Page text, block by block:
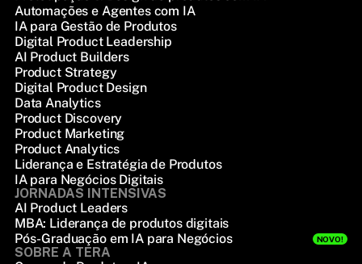
Automações e Agentes com IA
IA para Gestão de Produtos
Digital Product Leadership
AI Product Builders
Product Strategy
Digital Product Design
Data Analytics
Product Discovery
Product Marketing
Product Analytics
Liderança e Estratégia de Produtos
IA para Negócios Digitais
JORNADAS INTENSIVAS
AI Product Leaders
MBA: Liderança de produtos digitais
Pós-Graduação em IA para Negócios
NOVO!
SOBRE A TERA